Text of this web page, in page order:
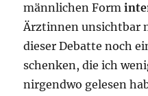
männlichen Form
Ärztinnen unsichtbar
dieser Debatte noch
schenken, die ich
nirgendwo gelesen